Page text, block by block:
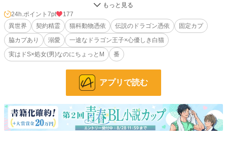
だから、得意の回復魔法を活かして、ちょっとした怪我や病気を治す診療所をや
っている。回復魔法を使えない魔族も多いから、それなりに繁盛している。
恋愛にも興味はなく、ただ淡々と病人や怪我人を治すだけの日々・・だったの
に、突然ドラゴンの王族、ティムという名の美丈夫(人型)が現れて、「エナ、君
はオレの番だ。どうかオレと付き合ってくれ。」なんて言われてしまい・・・え
っ？ドナ？！何でティムの契約精霊に抱っこされてるの？！もう精神的に繋がっ
てる(=精神的に性交してる)ってどういう事っ？！
これは、心優しい魔族の青年が、一途なドラゴンの王子に求愛され、溺愛され
ていく物語。
24h.ポイント 7pt
177
異世界
契約精霊 猫科動物憑依 伝説のドラゴン憑依
固定カプ
脇カプあり
溺愛
一途なドラゴン王子×心優しき白猫
実はドS×処女(男)なのにちょっとM
番
アプリで読む